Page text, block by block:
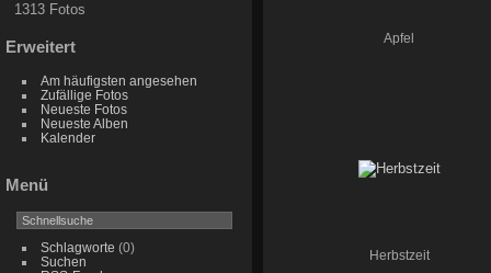
1313 Fotos
Erweitert
Am häufigsten angesehen
Zufällige Fotos
Neueste Fotos
Neueste Alben
Kalender
Menü
Schlagworte (0)
Suchen
Apfel
Herbstzeit